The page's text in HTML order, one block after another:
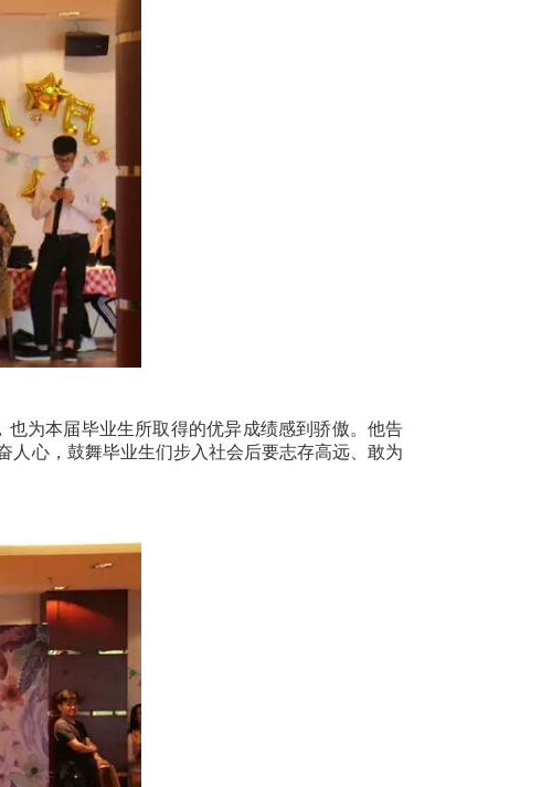
为本届毕业生所取得的优异成绩感到骄傲。他告
人心，鼓舞毕业生们步入社会后要志存高远、敢为